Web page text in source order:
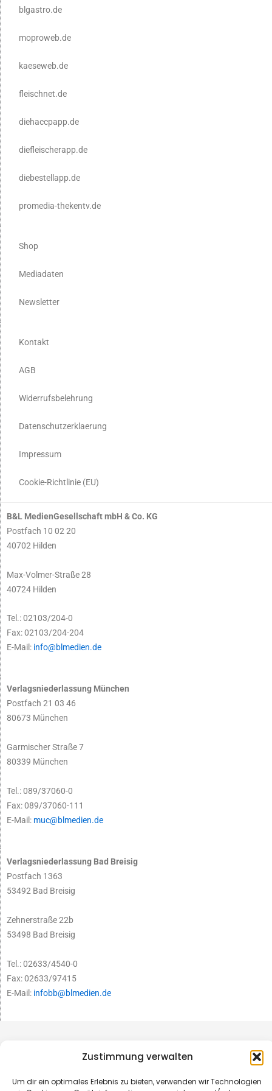
Zustimmung verwalten
Um dir ein optimales Erlebnis zu bieten, verwenden wir Technologien
blgastro.de
moproweb.de
kaeseweb.de
fleischnet.de
diehaccpapp.de
diefleischerapp.de
diebestellapp.de
promedia-thekentv.de
Shop
Mediadaten
Newsletter
Kontakt
AGB
Widerrufsbelehrung
Datenschutzerklaerung
Impressum
Cookie-Richtlinie (EU)
B&L MedienGesellschaft mbH & Co. KG
Postfach 10 02 20
40702 Hilden
Max-Volmer-Straße 28
40724 Hilden
Tel.: 02103/204-0
Fax: 02103/204-204
E-Mail: info@blmedien.de
Verlagsniederlassung München
Postfach 21 03 46
80673 München
Garmischer Straße 7
80339 München
Tel.: 089/37060-0
Fax: 089/37060-111
E-Mail: muc@blmedien.de
Verlagsniederlassung Bad Breisig
Postfach 1363
53492 Bad Breisig
Zehnerstraße 22b
53498 Bad Breisig
Tel.: 02633/4540-0
Fax: 02633/97415
E-Mail: infobb@blmedien.de